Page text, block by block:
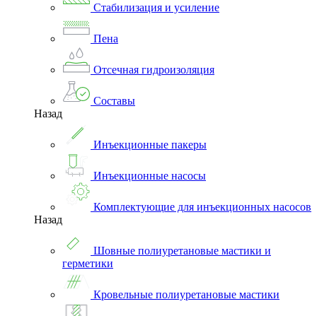
Стабилизация и усиление
Пена
Отсечная гидроизоляция
Составы
Назад
Инъекционные пакеры
Инъекционные насосы
Комплектующие для инъекционных насосов
Назад
Шовные полиуретановые мастики и
герметики
Кровельные полиуретановые мастики